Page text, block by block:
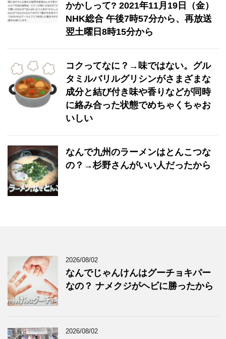
かかしって? 2021年11月19日（金）
NHK総合 午後7時57分から、再放送
翌土曜日8時15分から
コクってなに？→味ではない。グル
タミルバリルグリシンがさまざまな
成分と結び付き味や香りなどが同時
に絡み合った状態でめちゃくちゃお
いしい
なんで九州のラーメンはとんこつな
の？→杉野さんがいい人だったから
2026/08/02
なんでじゃんけんはグーチョキパー
なの？ ナメクジがヘビに勝ったから
2026/08/02